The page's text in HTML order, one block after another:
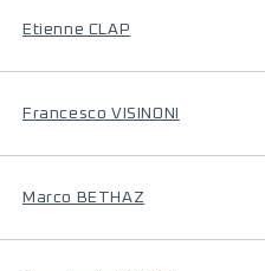
Etienne CLAP
Francesco VISINONI
Marco BETHAZ